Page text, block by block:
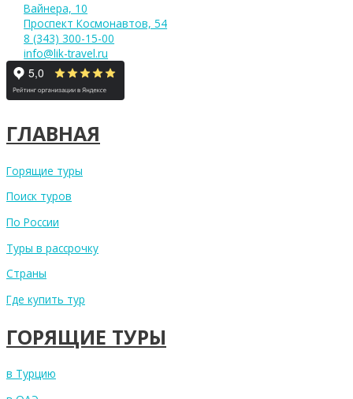
Вайнера, 10
Проспект Космонавтов, 54
8 (343) 300-15-00
info@lik-travel.ru
ГЛАВНАЯ
Горящие туры
Поиск туров
По России
Туры в рассрочку
Страны
Где купить тур
ГОРЯЩИЕ ТУРЫ
в Турцию